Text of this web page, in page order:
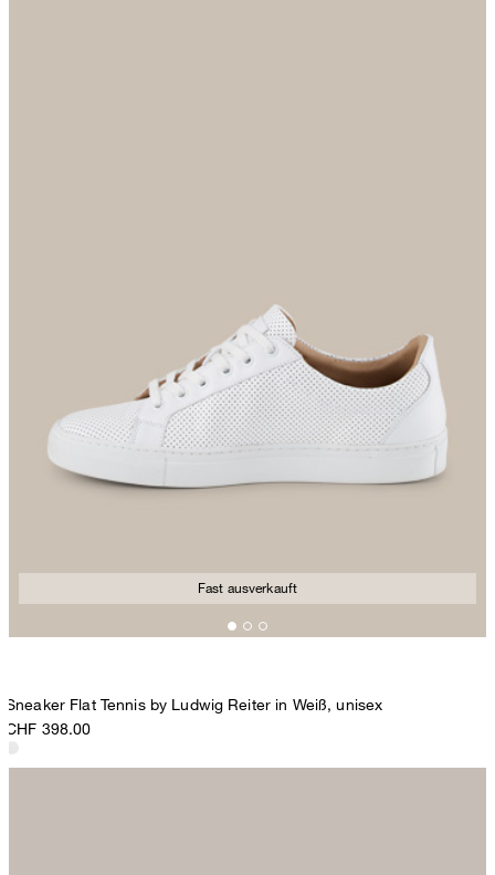
Fast ausverkauft
Sneaker Flat Tennis by Ludwig Reiter in Weiß, unisex
CHF 398.00